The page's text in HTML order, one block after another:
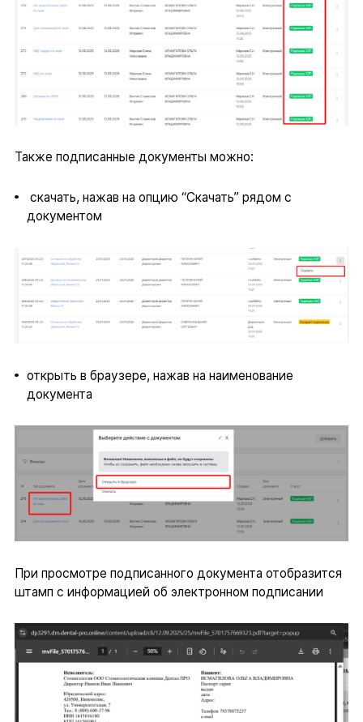
Также подписанные документы можно:
скачать, нажав на опцию “Скачать” рядом с
документом
открыть в браузере, нажав на наименование
документа
При просмотре подписанного документа отобразится
штамп с информацией об электронном подписании